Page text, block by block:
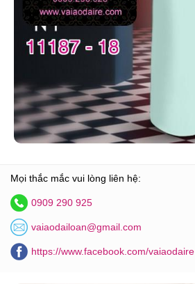
Mọi thắc mắc vui lòng liên hệ:
0909 290 925
vaiaodailoan@gmail.com
https://www.facebook.com/vaiaodaire